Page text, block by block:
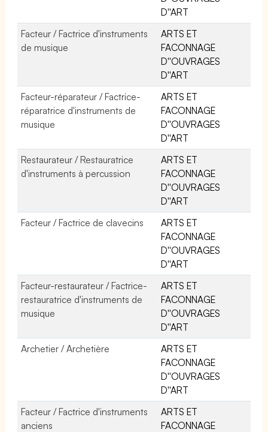
D''ART
Facteur / Factrice d'instruments
de musique
ARTS ET
FACONNAGE
D''OUVRAGES
D''ART
Facteur-réparateur / Factrice-
réparatrice d'instruments de
musique
ARTS ET
FACONNAGE
D''OUVRAGES
D''ART
Restaurateur / Restauratrice
d'instruments à percussion
ARTS ET
FACONNAGE
D''OUVRAGES
D''ART
Facteur / Factrice de clavecins
ARTS ET
FACONNAGE
D''OUVRAGES
D''ART
Facteur-restaurateur / Factrice-
restauratrice d'instruments de
musique
ARTS ET
FACONNAGE
D''OUVRAGES
D''ART
Archetier / Archetière
ARTS ET
FACONNAGE
D''OUVRAGES
D''ART
Facteur / Factrice d'instruments
anciens
ARTS ET
FACONNAGE